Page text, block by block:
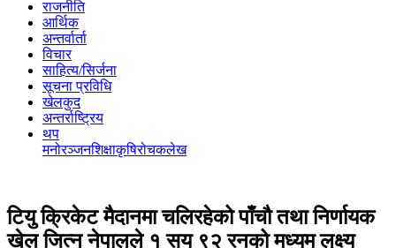
राजनीति
आर्थिक
अन्तर्वार्ता
विचार
साहित्य/सिर्जना
सूचना प्रविधि
खेलकुद
अन्तर्राष्ट्रिय
थप
मनोरञ्‍जनशिक्षाकृषिरोचकलेख
टियु क्रिकेट मैदानमा चलिरहेको पाँचौ तथा निर्णायक
खेल जित्न नेपालले १ सय ९२ रनको मध्यम लक्ष्य